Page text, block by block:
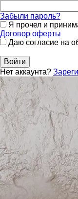
Забыли пароль?
Я прочел и
Договор оферты
Даю согласие на
Войти
Нет аккаунта?